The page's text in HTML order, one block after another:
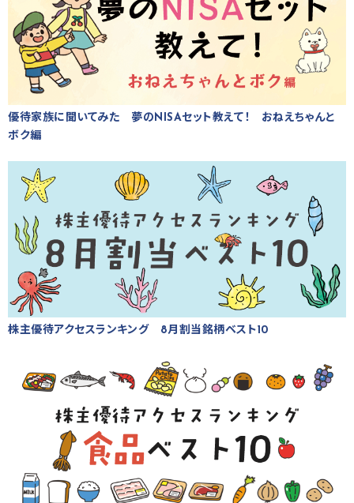
優待家族に聞いてみた 夢のNISAセット教えて！ おねえちゃんと
ボク編
株主優待アクセスランキング 8月割当銘柄ベスト10